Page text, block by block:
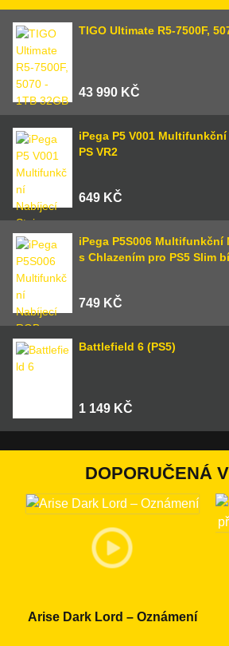
TIGO Ultimate R5-7500F,
43 990 KČ
iPega P5 V001
PS VR2
649 KČ
iPega P5S006 Multifunkční
s Chlazením pro PS5 Slim
749 KČ
Battlefield 6 (PS5)
1 149 KČ
DOPORUČENÁ
Arise Dark Lord – Oznámení